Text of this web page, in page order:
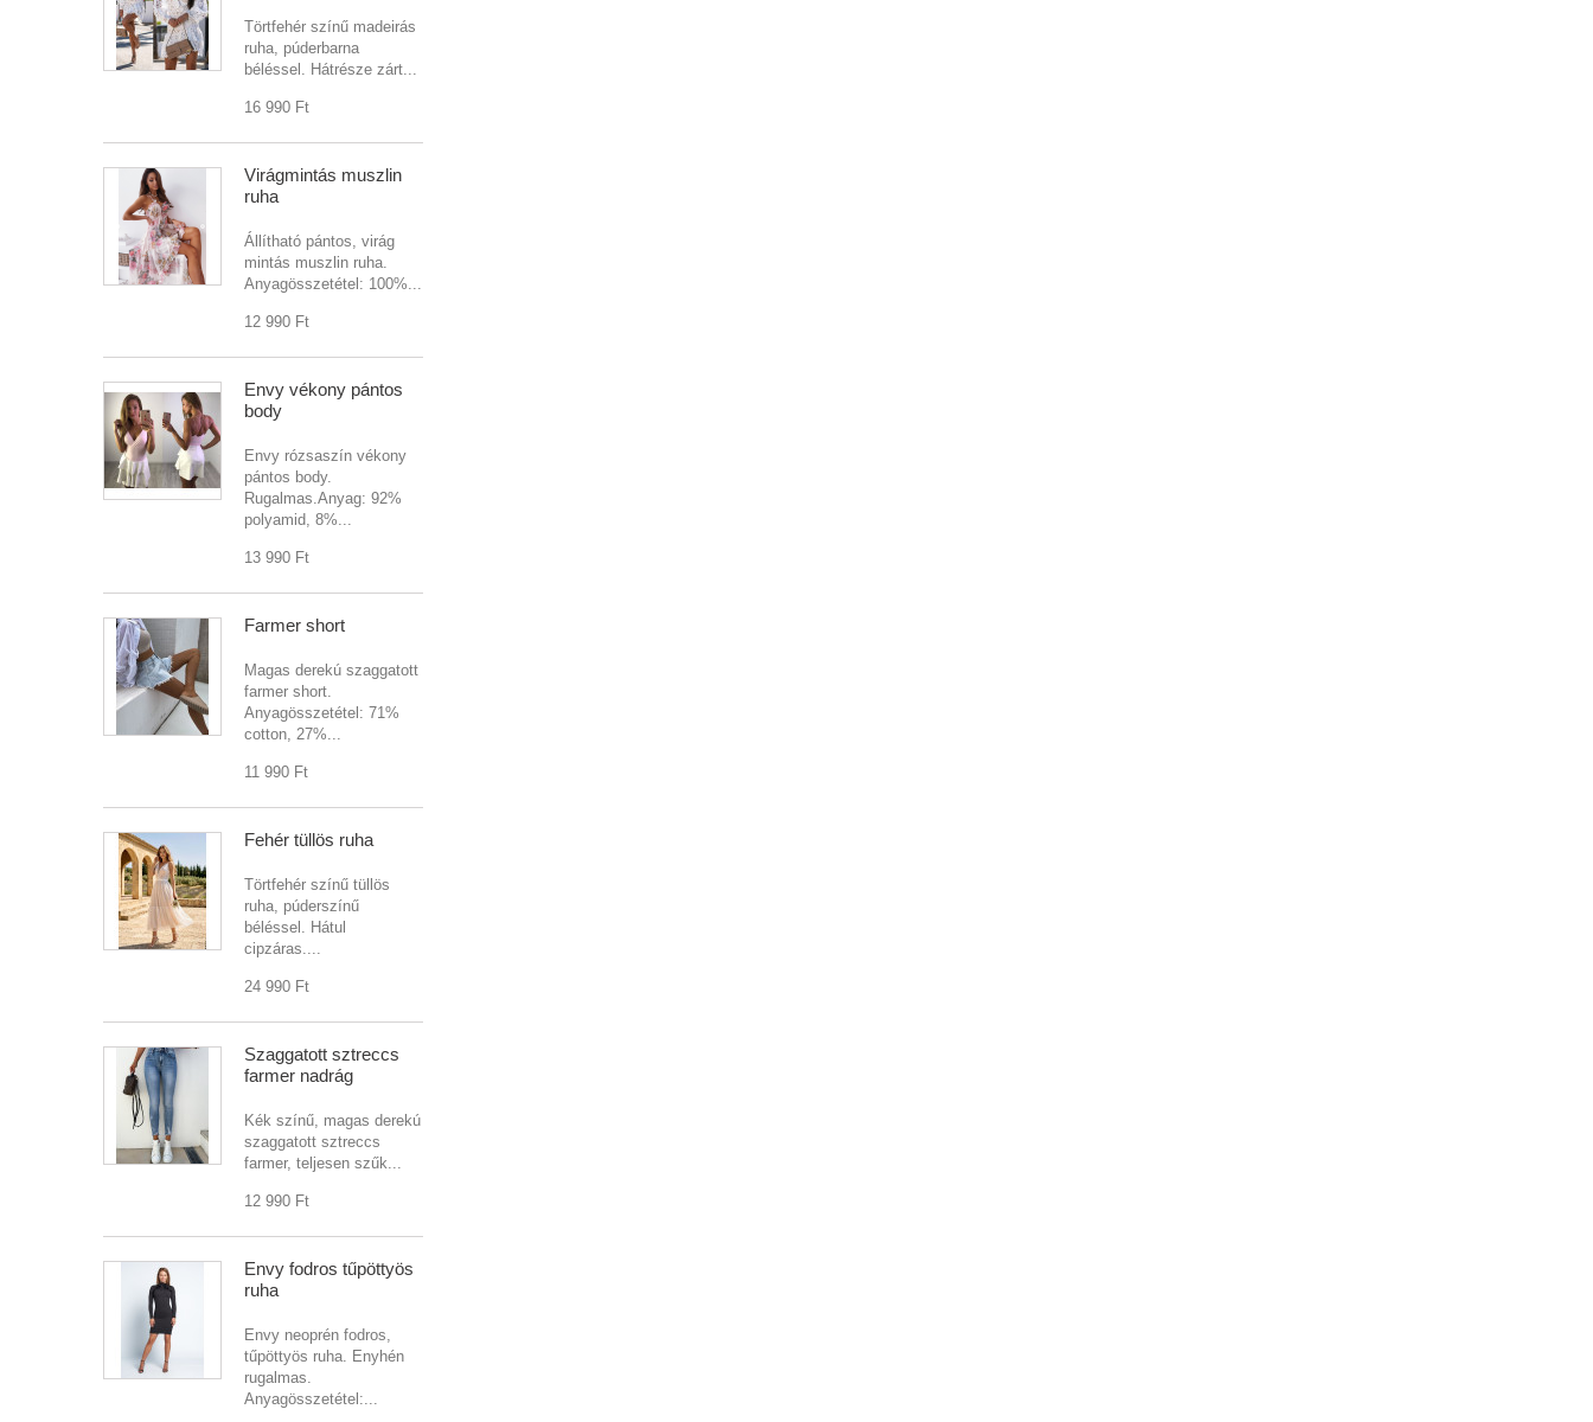
Törtfehér színű madeirás
ruha, púderbarna
béléssel. Hátrésze zárt...
16 990 Ft‎
Virágmintás muszlin
ruha
Állítható pántos, virág
mintás muszlin ruha.
Anyagösszetétel: 100%...
12 990 Ft‎
Envy vékony pántos
body
Envy rózsaszín vékony
pántos body.
Rugalmas.Anyag: 92%
polyamid, 8%...
13 990 Ft‎
Farmer short
Magas derekú szaggatott
farmer short.
Anyagösszetétel: 71%
cotton, 27%...
11 990 Ft‎
Fehér tüllös ruha
Törtfehér színű tüllös
ruha, púderszínű
béléssel. Hátul
cipzáras....
24 990 Ft‎
Szaggatott sztreccs
farmer nadrág
Kék színű, magas derekú
szaggatott sztreccs
farmer, teljesen szűk...
12 990 Ft‎
Envy fodros tűpöttyös
ruha
Envy neoprén fodros,
tűpöttyös ruha. Enyhén
rugalmas.
Anyagösszetétel:...